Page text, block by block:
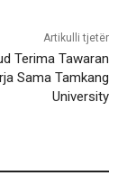
Artikulli tjetër
Terima Tawaran
Sama Tamkang
University